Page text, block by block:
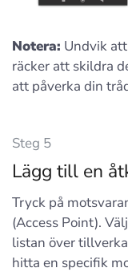
Notera: Undvik
räcker att skildra
att påverka din
Steg 5
Lägg till en
Tryck på
(Access Point).
listan över
hitta en specifik